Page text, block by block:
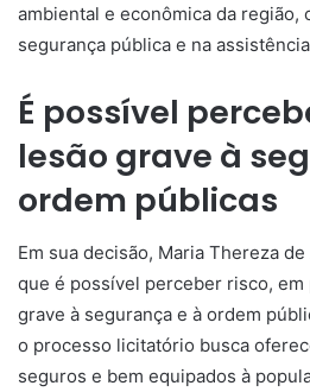
ambiental e econômica da
segurança pública e na
É possível
lesão grave à
ordem públicas
Em sua decisão, Maria Thereza
que é possível perceber risco, em
grave à segurança e à ordem
o processo licitatório busca
seguros e bem equipados à